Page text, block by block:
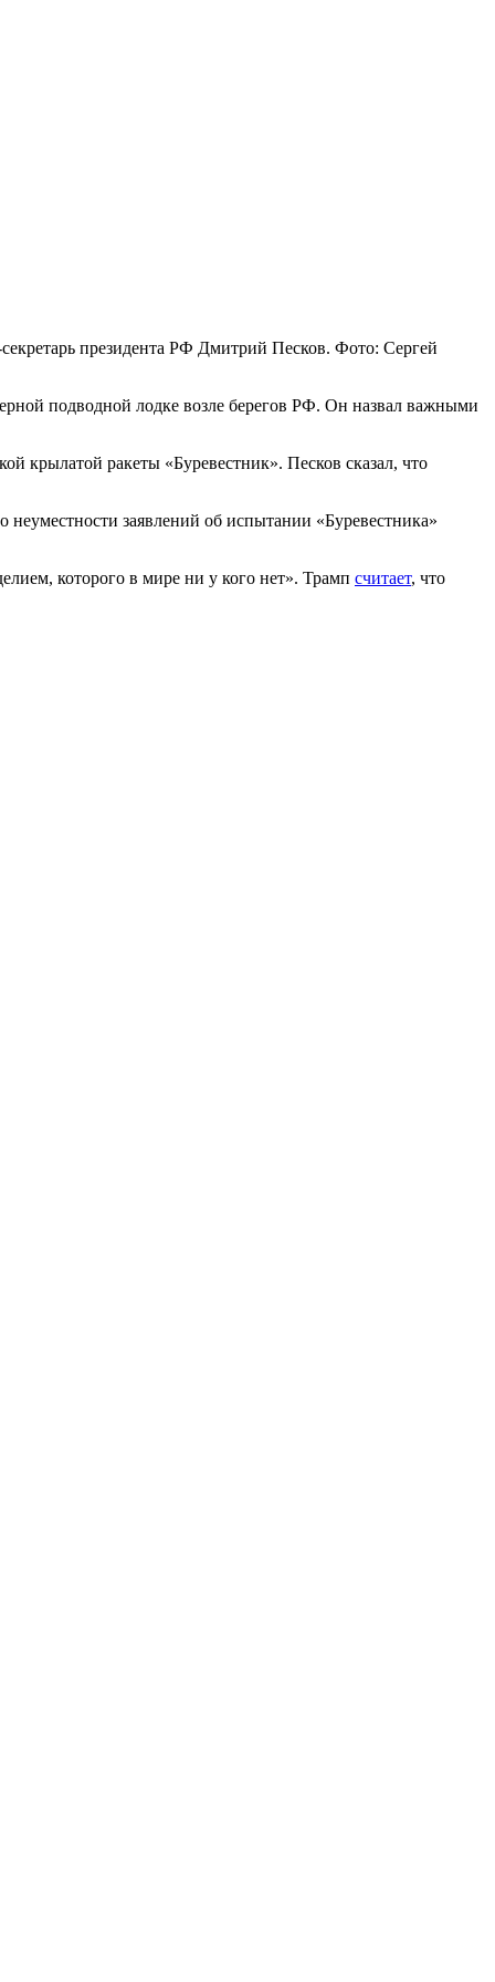
президента РФ Дмитрий Песков. Фото: Сергей
подводной лодке возле берегов РФ. Он назвал важными
крылатой ракеты «Буревестник». Песков сказал, что
заявлений об испытании «Буревестника»
которого в мире ни у кого нет». Трамп считает, что